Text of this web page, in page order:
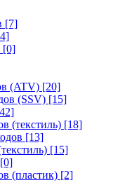
[7]
[0]
(ATV) [20]
(SSV) [15]
(текстиль) [18]
[13]
[15]
[0]
(пластик) [2]